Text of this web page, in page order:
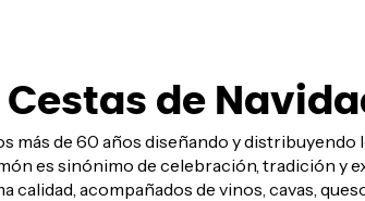
Cestas de
más de 60 años diseñando y distribuyendo
es sinónimo de celebración, tradición y
calidad, acompañados de vinos, cavas,